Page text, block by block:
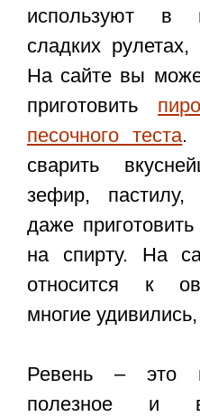
используют в
сладких рулетах,
На сайте вы
приготовить
песочного теста.
сварить
зефир,
даже
на спирту. На
относится к
многие
Ревень – это
полезное и